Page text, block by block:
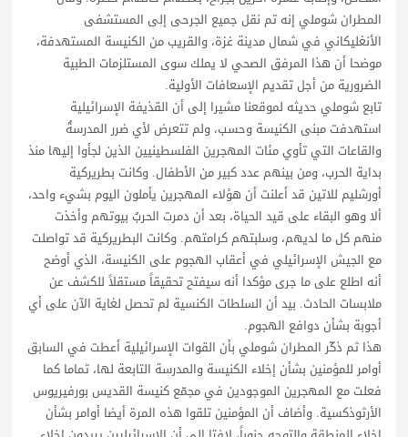
المطران شوملي إنه تم نقل جميع الجرحى إلى المستشفى
الأنغليكاني في شمال مدينة غزة، والقريب من الكنيسة المستهدفة،
موضحا أن هذا المرفق الصحي لا يملك سوى المستلزمات الطبية
الضرورية من أجل تقديم الإسعافات الأولية.
تابع شوملي حديثه لموقعنا مشيرا إلى أن القذيفة الإسرائيلية
استهدفت مبنى الكنيسة وحسب، ولم تتعرض لأي ضرر المدرسةُ
والقاعات التي تأوي مئات المهجرين الفلسطينيين الذين لجأوا إليها منذ
بداية الحرب، ومن بينهم عدد كبير من الأطفال. وكانت بطريركية
أورشليم للاتين قد أعلنت أن هؤلاء المهجرين يأملون اليوم بشيء واحد،
ألا وهو البقاء على قيد الحياة، بعد أن دمرت الحربُ بيوتهم وأخذت
منهم كل ما لديهم، وسلبتهم كرامتهم. وكانت البطريركية قد تواصلت
مع الجيش الإسرائيلي في أعقاب الهجوم على الكنيسة، الذي أوضح
أنه اطلع على ما جرى مؤكدا أنه سيفتح تحقيقاً مستقلاً للكشف عن
ملابسات الحادث. بيد أن السلطات الكنسية لم تحصل لغاية الآن على أي
أجوبة بشأن دوافع الهجوم.
هذا ثم ذكّر المطران شوملي بأن القوات الإسرائيلية أعطت في السابق
أوامر للمؤمنين بشأن إخلاء الكنيسة والمدرسة التابعة لها، تماما كما
فعلت مع المهجرين الموجودين في مجمّع كنيسة القديس بورفيريوس
الأرثوذكسية. وأضاف أن المؤمنين تلقوا هذه المرة أيضا أوامر بشأن